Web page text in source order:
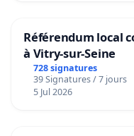
Référendum local
à Vitry-sur-Seine
728 signatures
39 Signatures / 7 jours
5 Jul 2026